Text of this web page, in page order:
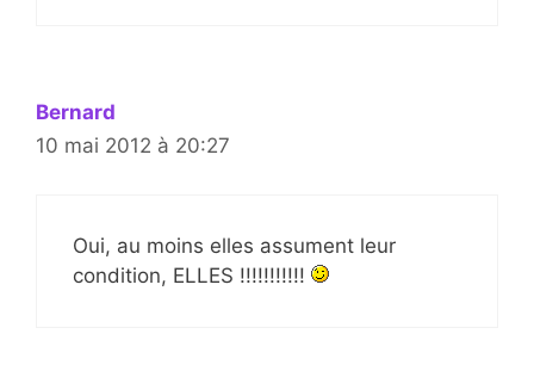
Bernard
10 mai 2012 à 20:27
Oui, au moins elles assument leur
condition, ELLES !!!!!!!!!!!